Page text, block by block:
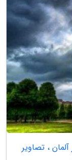
، تصاویر